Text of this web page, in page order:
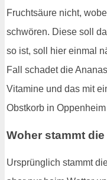
Fruchtsäure nicht,
schwören. Diese soll
so ist, soll hier einmal
Fall schadet die
Vitamine und das mit
Obstkorb in Oppenheim
Woher stammt
Ursprünglich stammt